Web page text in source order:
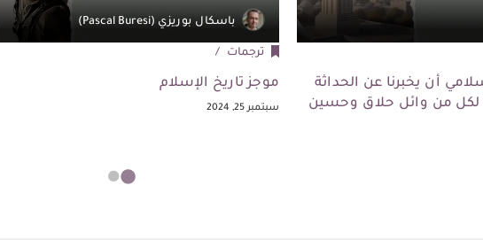
أن يخبرنا عن الحداثة
لكل من وائل حلاق وحسين
باسكال بوريزي (Pascal Buresi)
ترجمات
موجز تاريخ الإسلام
سبتمبر 25, 2024